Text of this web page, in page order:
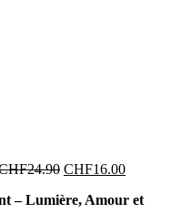
24.90 CHF16.00
– Lumière, Amour et